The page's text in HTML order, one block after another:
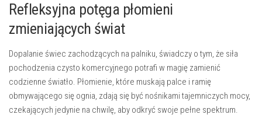
Refleksyjna potęga‌ płomieni
zmieniających świat
Dopalanie świec zachodzących na palniku, świadczy o​ tym, że siła
pochodzenia czysto komercyjnego potrafi w magię zamienić
codzienne światło. Płomienie, które muskają palce ⁣i ramię
obmywającego się ognia, zdają ⁤się być nośnikami tajemniczych mocy,
czekających jedynie na‍ chwilę, aby ⁢odkryć swoje pełne spektrum.